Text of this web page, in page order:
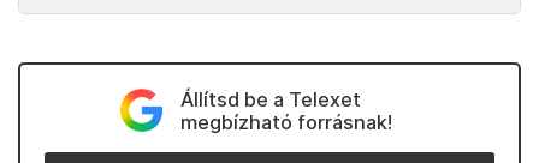
Állítsd be a Telexet
megbízható forrásnak!